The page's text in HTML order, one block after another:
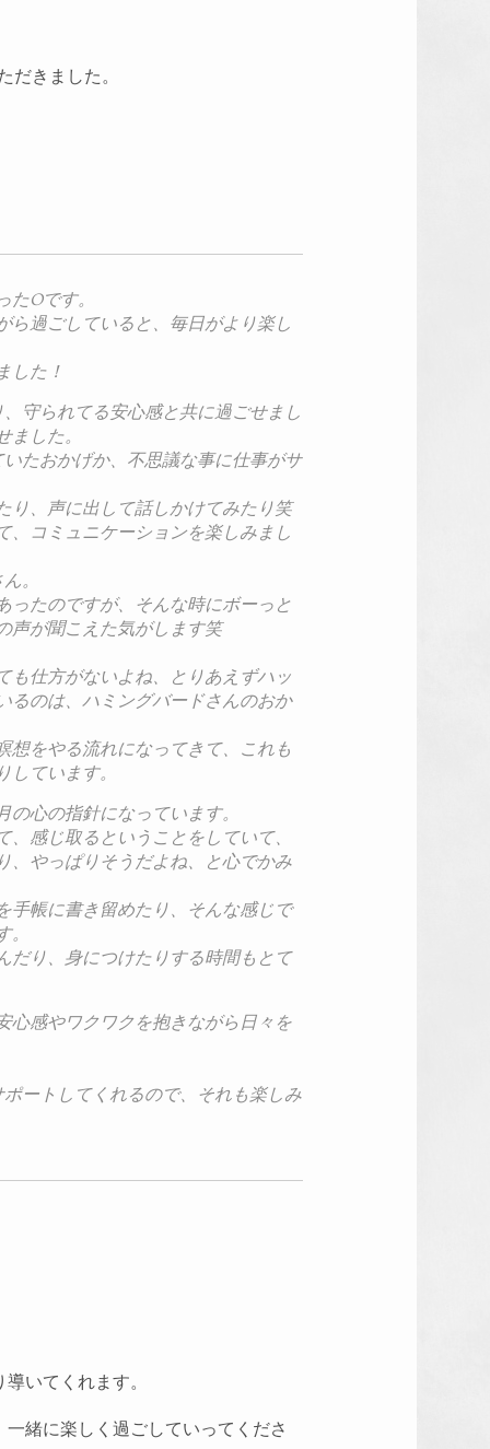
だきました。
Oです。
ら過ごしていると、毎日がより楽し
した！
守られてる安心感と共に過ごせまし
した。
たおかげか、不思議な事に仕事がサ
り、声に出して話しかけてみたり笑
、コミュニケーションを楽しみまし
。
ったのですが、そんな時にボーっと
声が聞こえた気がします笑
も仕方がないよね、とりあえずハッ
るのは、ハミ ングバードさんのおか
想をやる流れになってき て、これも
ています。
の心の指針になっていま す。
、感じ取るということをしていて、
やっぱりそうだよね、と心でかみ
手帳に書き留めたり、そんな感じで
だり、身につけたりする時間もとて
心感やワクワクを抱きながら日々を
ートしてくれるので、 それも楽しみ
いてくれます。
緒に楽しく過ごしていってくださ